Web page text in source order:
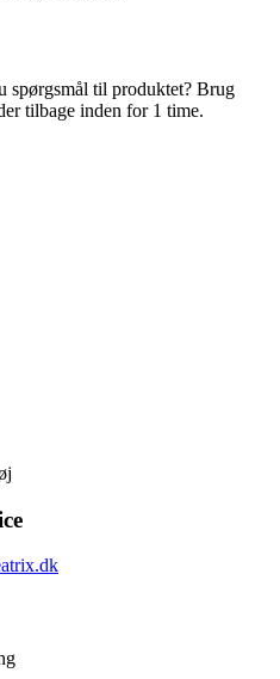
spørgsmål til produktet? Brug
tilbage inden for 1 time.